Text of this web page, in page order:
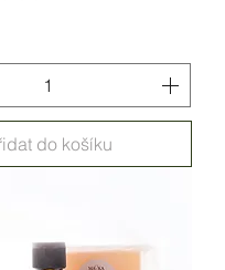
do košíku